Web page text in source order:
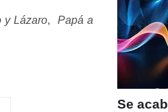
y Lázaro, Papá a
Se